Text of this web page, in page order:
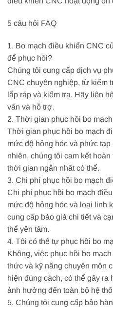
5 câu hỏi FAQ
1. Bo mạch điều khiển CNC
để phục hồi?
Chúng tôi cung cấp dịch vụ
CNC chuyên nghiệp, từ kiểm
lắp ráp và kiểm tra. Hãy liên
vấn và hỗ trợ.
2. Thời gian phục hồi bo
Thời gian phục hồi bo mạch
mức độ hỏng hóc và phức
nhiên, chúng tôi cam kết
thời gian ngắn nhất có thể.
3. Chi phí phục hồi bo mạch
Chi phí phục hồi bo mạch
mức độ hỏng hóc và loại linh
cung cấp báo giá chi tiết và
thể yên tâm.
4. Tôi có thể tự phục hồi bo
Không, việc phục hồi bo
thức và kỹ năng chuyên môn
hiện đúng cách, có thể gây ra
ảnh hưởng đến toàn bộ hệ
5. Chúng tôi cung cấp bảo